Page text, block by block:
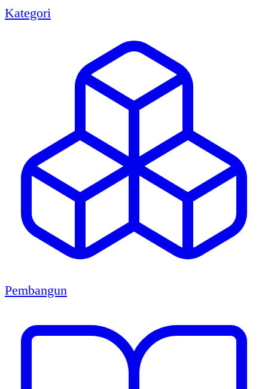
Kategori
Pembangun